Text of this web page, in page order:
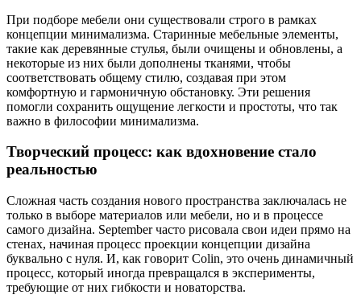
При подборе мебели они существовали строго в рамках
концепции минимализма. Старинные мебельные элементы,
такие как деревянные стулья, были очищены и обновлены, а
некоторые из них были дополнены тканями, чтобы
соответствовать общему стилю, создавая при этом
комфортную и гармоничную обстановку. Эти решения
помогли сохранить ощущение легкости и простоты, что так
важно в философии минимализма.
Творческий процесс: как вдохновение стало
реальностью
Сложная часть создания нового пространства заключалась не
только в выборе материалов или мебели, но и в процессе
самого дизайна. September часто рисовала свои идеи прямо на
стенах, начиная процесс проекции концепции дизайна
буквально с нуля. И, как говорит Colin, это очень динамичный
процесс, который иногда превращался в эксперименты,
требующие от них гибкости и новаторства.